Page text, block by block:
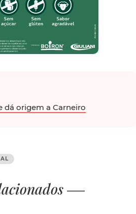
dá origem a Carneiro